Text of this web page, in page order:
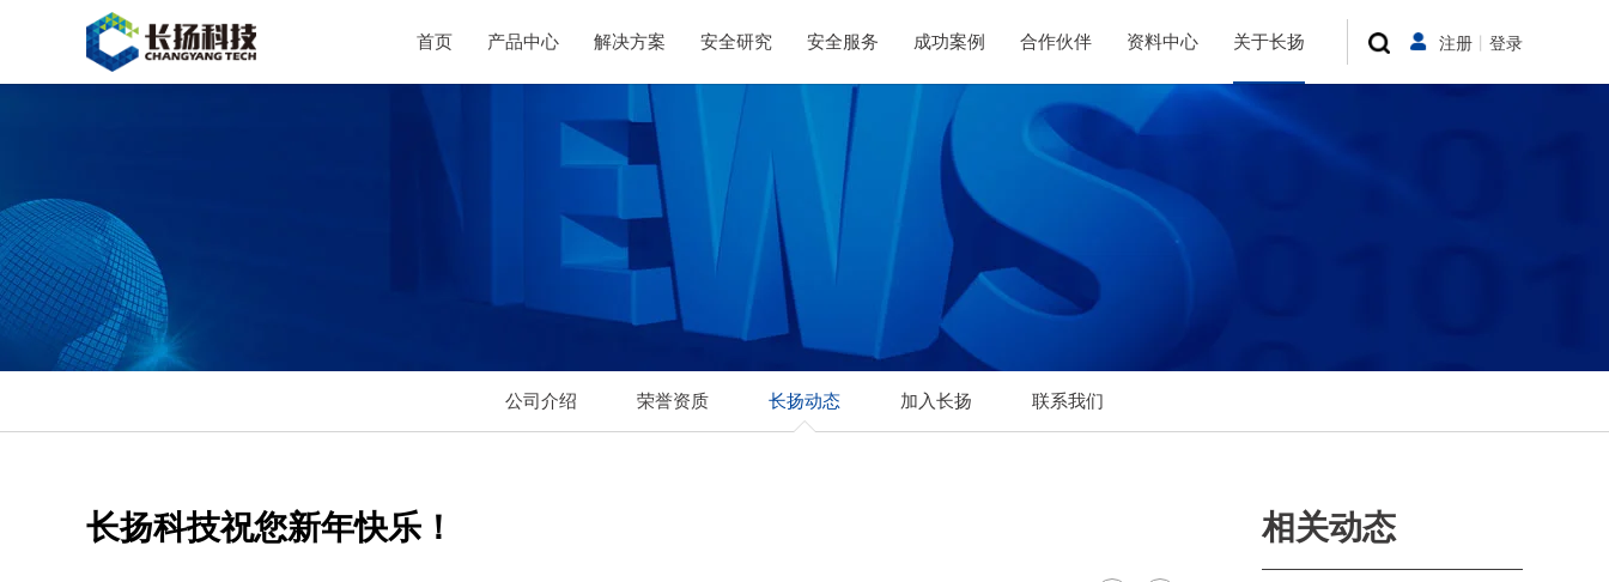
注册 登录
首页 产品中心 解决方案 安全研究 安全服务 成功案例 合作伙伴 资料中心 关于长扬
公司介绍 荣誉资质 长扬动态 加入长扬 联系我们
长扬科技祝您新年快乐！ 相关动态